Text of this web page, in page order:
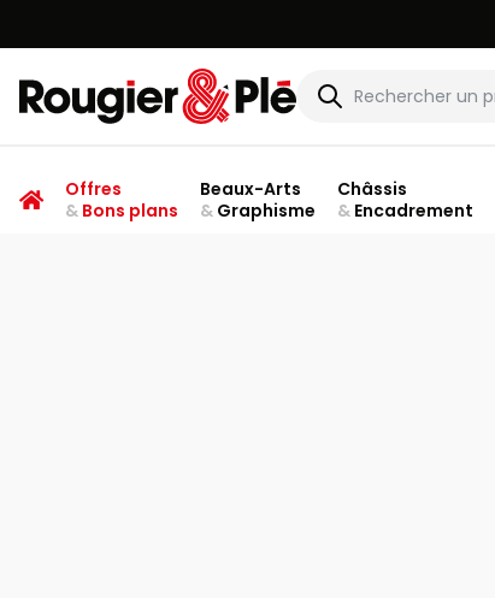
Rougier & Plé
Offres
&Bons plans
Beaux-Arts
&Graphisme
Châssis
&Encadrement